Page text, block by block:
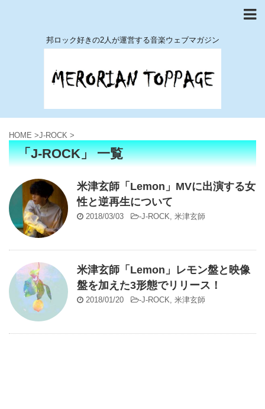
邦ロック好きの2人が運営する音楽ウェブマガジン
HOME >J-ROCK >
「J-ROCK」 一覧
米津玄師「Lemon」MVに出演する女
性と逆再生について
2018/03/03 -J-ROCK, 米津玄師
米津玄師「Lemon」レモン盤と映像
盤を加えた3形態でリリース！
2018/01/20 -J-ROCK, 米津玄師